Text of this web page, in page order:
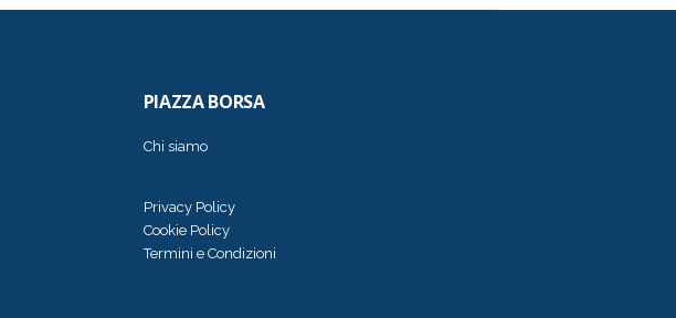
PIAZZA BORSA
Chi siamo
Privacy Policy
Cookie Policy
Termini e Condizioni